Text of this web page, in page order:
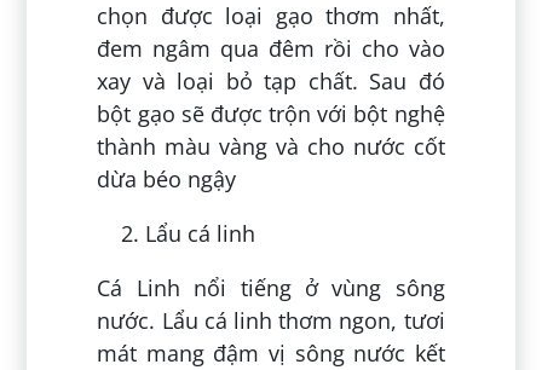
chọn được loại gạo thơm nhất,
đem ngâm qua đêm rồi cho vào
xay và loại bỏ tạp chất. Sau đó
bột gạo sẽ được trộn với bột nghệ
thành màu vàng và cho nước cốt
dừa béo ngậy
Lẩu cá linh
Cá Linh nổi tiếng ở vùng sông
nước. Lẩu cá linh thơm ngon, tươi
mát mang đậm vị sông nước kết